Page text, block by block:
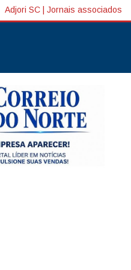
Adjori SC Jornais associados